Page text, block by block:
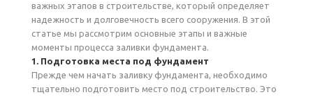
важных этапов в строительстве, который определяет
надежность и долговечность всего сооружения. В этой
статье мы рассмотрим основные этапы и важные
моменты процесса заливки фундамента.
1. Подготовка места под фундамент
Прежде чем начать заливку фундамента, необходимо
тщательно подготовить место под строительство. Это